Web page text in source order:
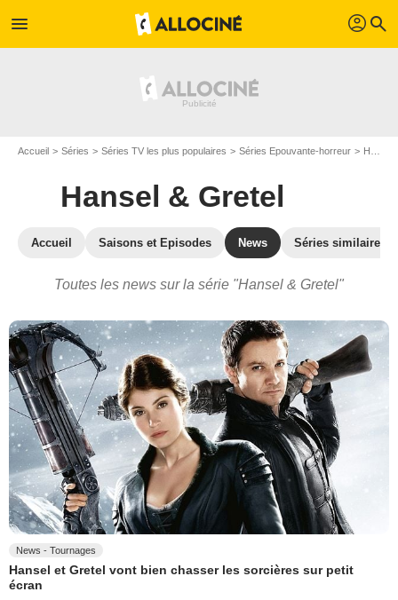
menu profil search
Accueil Séries Séries TV les plus populaires Séries Epouvante-horreur Hansel & Gretel
Hansel & Gretel
Accueil Saisons et Episodes News Séries similaires
Toutes les news sur la série "Hansel & Gretel"
News - Tournages
Hansel et Gretel vont bien chasser les sorcières sur petit
écran